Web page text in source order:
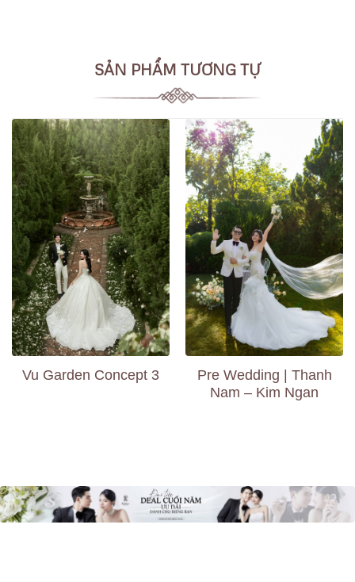
SẢN PHẨM TƯƠNG TỰ
Vu Garden Concept 3
Pre Wedding | Thanh
Nam – Kim Ngan